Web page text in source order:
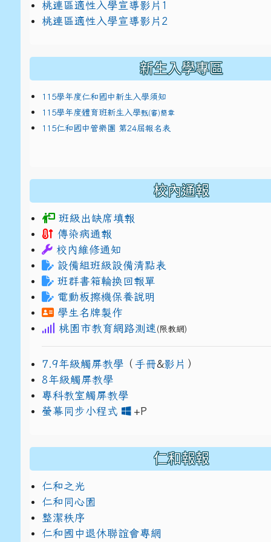
link to https://docs.google.com/
桃連區適性入學宣導影片1
link to https://docs.google.com/
桃連區適性入學宣導影片2
新生入學專區
115學年度仁和國中新生入學須知
115學年度體育班新生入學甄(審)簡章
115仁和國中管樂團 第24屆報名表
校內通報
班級出缺席填報
傳染病通報
校內維修通知
設備組班級設備清點表
班群書箱輪換回報單
電動板擦機保養說明
學生名牌製作
桃園市教育網路測速 (限教網)
7.9年級觸屏教學 （ 手冊&影片 ）
8年級觸屏教學
專科教室觸屏教學
螢幕同步小程式
+Plink to https://
link to https://
仁和報報
仁和之光
仁和同心園
整潔秩序
仁和國中退休聯誼會專網